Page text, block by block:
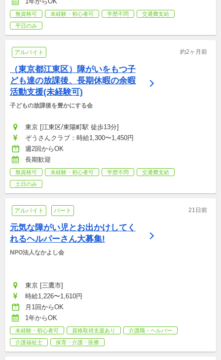
無資格可 未経験・初心者可 学歴不問
交通費支給
平日のみ
アルバイト 約2ヶ月前
（東京都江東区）障がいをもつ子
ども達の放課後、長期休暇の余暇
活動支援(未経験可)
子どもの放課後を豊かにする会
東京 [江東区/東陽町駅 徒歩13分]
ぞうさんクラブ：時給1,300〜1,450円
週2回からOK
長期歓迎
無資格可 未経験・初心者可 学歴不問
交通費支給
土日のみ
アルバイト パート 21日前
元気な障がい児とお出かけしてく
れるヘルパーさん大募集!
NPO法人なかよし会
東京 [三鷹市]
時給1,226〜1,610円
月1回からOK
1年からOK
未経験・初心者可 資格取得支援あり
介護職・ヘルパー
介護福祉士
保育・介護・医療